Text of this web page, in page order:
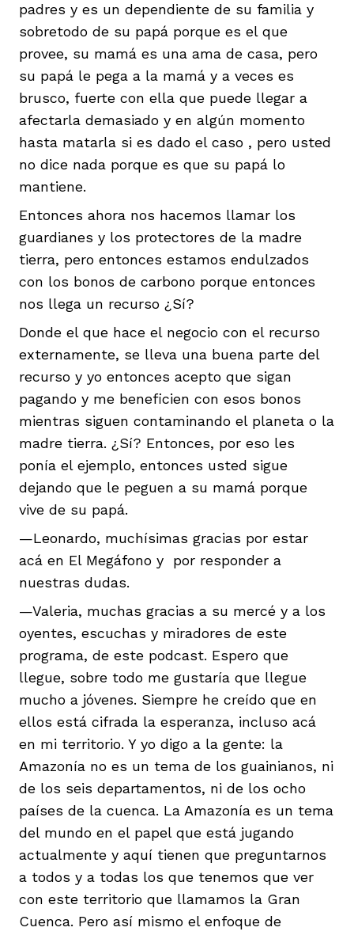
padres y es un dependiente de su familia y
sobretodo de su papá porque es el que
provee, su mamá es una ama de casa, pero
su papá le pega a la mamá y a veces es
brusco, fuerte con ella que puede llegar a
afectarla demasiado y en algún momento
hasta matarla si es dado el caso , pero usted
no dice nada porque es que su papá lo
mantiene.
Entonces ahora nos hacemos llamar los
guardianes y los protectores de la madre
tierra, pero entonces estamos endulzados
con los bonos de carbono porque entonces
nos llega un recurso ¿Sí?
Donde el que hace el negocio con el recurso
externamente, se lleva una buena parte del
recurso y yo entonces acepto que sigan
pagando y me beneficien con esos bonos
mientras siguen contaminando el planeta o la
madre tierra. ¿Sí? Entonces, por eso les
ponía el ejemplo, entonces usted sigue
dejando que le peguen a su mamá porque
vive de su papá.
—Leonardo, muchísimas gracias por estar
acá en El Megáfono y por responder a
nuestras dudas.
—Valeria, muchas gracias a su mercé y a los
oyentes, escuchas y miradores de este
programa, de este podcast. Espero que
llegue, sobre todo me gustaría que llegue
mucho a jóvenes. Siempre he creído que en
ellos está cifrada la esperanza, incluso acá
en mi territorio. Y yo digo a la gente: la
Amazonía no es un tema de los guainianos, ni
de los seis departamentos, ni de los ocho
países de la cuenca. La Amazonía es un tema
del mundo en el papel que está jugando
actualmente y aquí tienen que preguntarnos
a todos y a todas los que tenemos que ver
con este territorio que llamamos la Gran
Cuenca. Pero así mismo el enfoque de